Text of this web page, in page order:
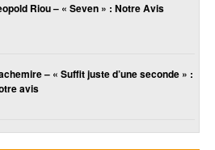
Riou – « Seven » : Notre Avis
– « Suffit juste d’une seconde » :
avis